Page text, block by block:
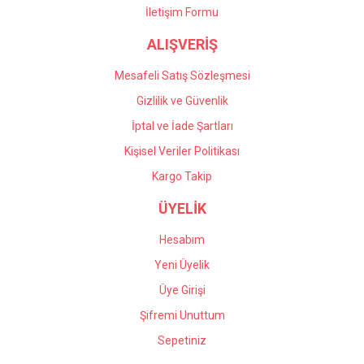
Önder Kaçar | 20/05/2026İletişim Formu
ALIŞVERİŞ
Mesafeli Satış Sözleşmesi
Gizlilik ve Güvenlik
İptal ve İade Şartları
Kişisel Veriler Politikası
Kargo Takip
ÜYELİK
Hesabım
Yeni Üyelik
Üye Girişi
Şifremi Unuttum
Sepetiniz